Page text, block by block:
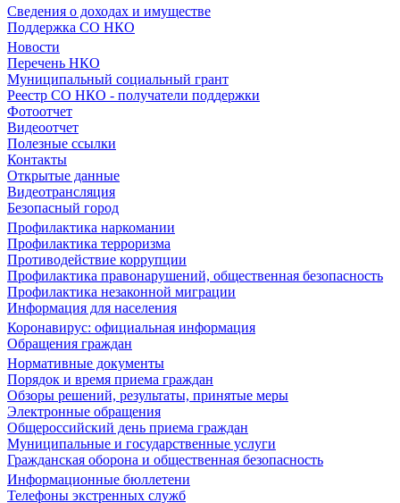
Сведения о доходах и имуществе
Поддержка СО НКО
Новости
Перечень НКО
Муниципальный социальный грант
Реестр СО НКО - получатели поддержки
Фотоотчет
Видеоотчет
Полезные ссылки
Контакты
Открытые данные
Видеотрансляция
Безопасный город
Профилактика наркомании
Профилактика терроризма
Противодействие коррупции
Профилактика правонарушений, общественная безопасность
Профилактика незаконной миграции
Информация для населения
Коронавирус: официальная информация
Обращения граждан
Нормативные документы
Порядок и время приема граждан
Обзоры решений, результаты, принятые меры
Электронные обращения
Общероссийский день приема граждан
Муниципальные и государственные услуги
Гражданская оборона и общественная безопасность
Информационные бюллетени
Телефоны экстренных служб